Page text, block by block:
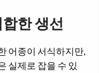
한 생선
어종이 서식하지만,
실제로 잡을 수 있